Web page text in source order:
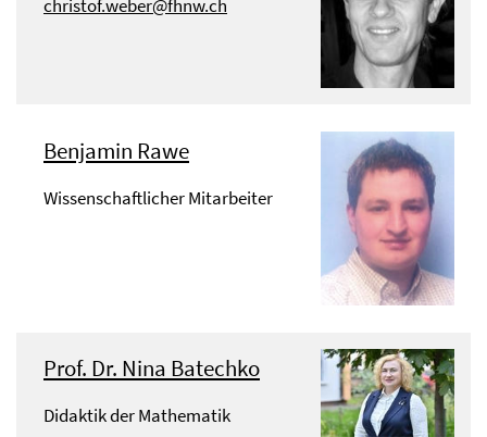
christof.weber@fhnw.ch
Benjamin Rawe
Wissenschaftlicher Mitarbeiter
Prof. Dr. Nina Batechko
Didaktik der Mathematik